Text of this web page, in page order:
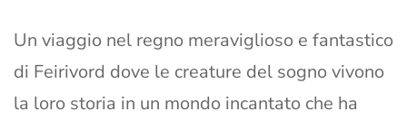
Un viaggio nel regno meraviglioso e fantastico
di Feirivord dove le creature del sogno vivono
la loro storia in un mondo incantato che ha